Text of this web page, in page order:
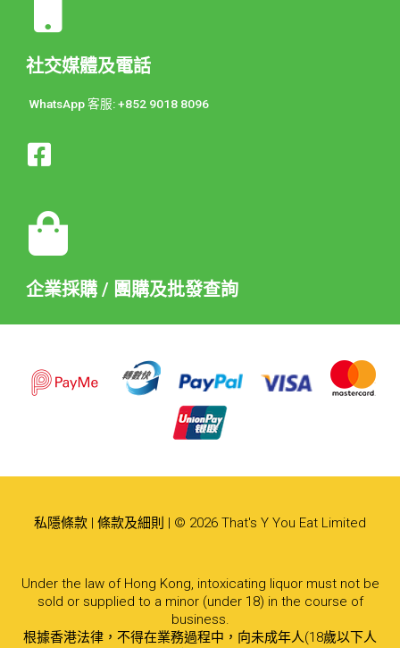
社交媒體及電話
WhatsApp 客服: +852 9018 8096
企業採購 / 團購及批發查詢
私隱條款 | 條款及細則 | © 2026 That's Y You Eat Limited
Under the law of Hong Kong, intoxicating liquor must not be
sold or supplied to a minor (under 18) in the course of
business.
根據香港法律，不得在業務過程中，向未成年人(18歲以下人